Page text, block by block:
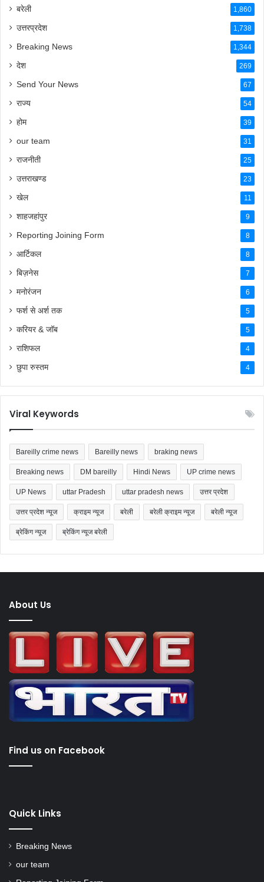
बरेली 1,860
उत्तरप्रदेश 1,738
Breaking News 1,344
देश 269
Send Your News 67
राज्य 54
होम 39
our team 31
राजनीती 25
उत्तराखण्ड 23
खेल 11
शाहजहांपुर 9
Reporting Joining Form 8
आर्टिकल 8
बिज़नेस 7
मनोरंजन 6
फर्श से अर्श तक 5
करियर & जॉब 5
राशिफल 4
छुपा रुस्तम 4
Viral Keywords
Bareilly crime news Bareilly news braking news
Breaking news DM bareilly Hindi News UP crime news
UP News uttar Pradesh uttar pradesh news उत्तर प्रदेश
उत्तर प्रदेश न्यूज क्राइम न्यूज
ब्रेकिंग न्यूज ब्रेकिंग न्यूज बरेली
Breaking News